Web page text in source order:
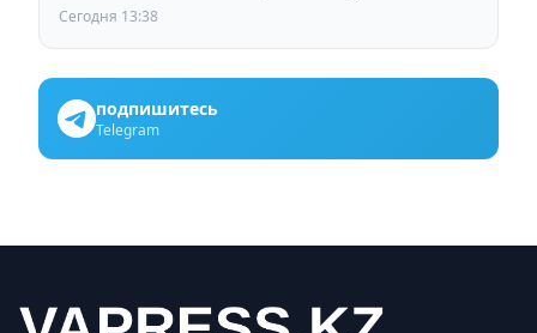
Сегодня 13:38
подпишитесь
Telegram